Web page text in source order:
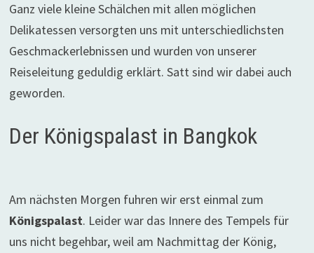
Ganz viele kleine Schälchen mit allen möglichen
Delikatessen versorgten uns mit unterschiedlichsten
Geschmackerlebnissen und wurden von unserer
Reiseleitung geduldig erklärt. Satt sind wir dabei auch
geworden.
Der Königspalast in Bangkok
Am nächsten Morgen fuhren wir erst einmal zum
Königspalast. Leider war das Innere des Tempels für
uns nicht begehbar, weil am Nachmittag der König,